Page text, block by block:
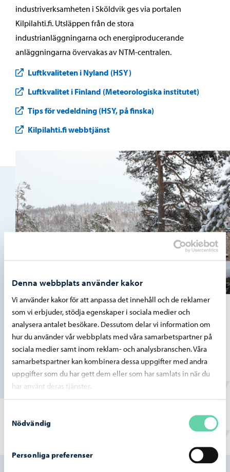
Denna webbplats använder kakor
Vi använder kakor för att anpassa det innehåll och de reklamer
som vi erbjuder, stödja egenskaper i sociala medier och
analysera antalet besökare. Dessutom delar vi information om
hur du använder vår webbplats med våra samarbetspartner på
sociala medier samt inom reklam- och analysbranschen. Våra
samarbetspartner kan kombinera dessa uppgifter med andra
uppgifter som du har gett dem eller som har samlats in när du
har använt deras tjänster.
Nödvändig
Personliga preferenser
industriverksamheten i Sköldvik ges via portalen
Kilpilahti.fi. Utsläppen från de stora
industrianläggningarna och energiproducerande
anläggningarna övervakas av NTM-centralen.
Luftkvaliteten i Nyland (HSY)
Luftkvalitet i Finland (Meteorologiska institutet)
Tips för vedeldning (HSY, på finska)
Kilpilahti.fi webbtjänst
Klimatarbete
Du hittar mera information om klimatarbete på
Klimatsmarta Borgå webbsidor.
Klimatsmarta Borgå